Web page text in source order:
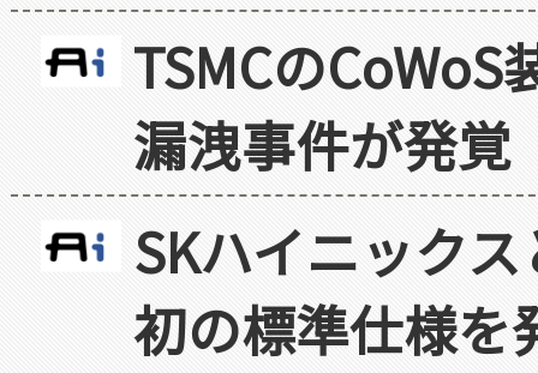
TSMCの
漏洩事件が発覚
SKハイニック
初の標準仕様を